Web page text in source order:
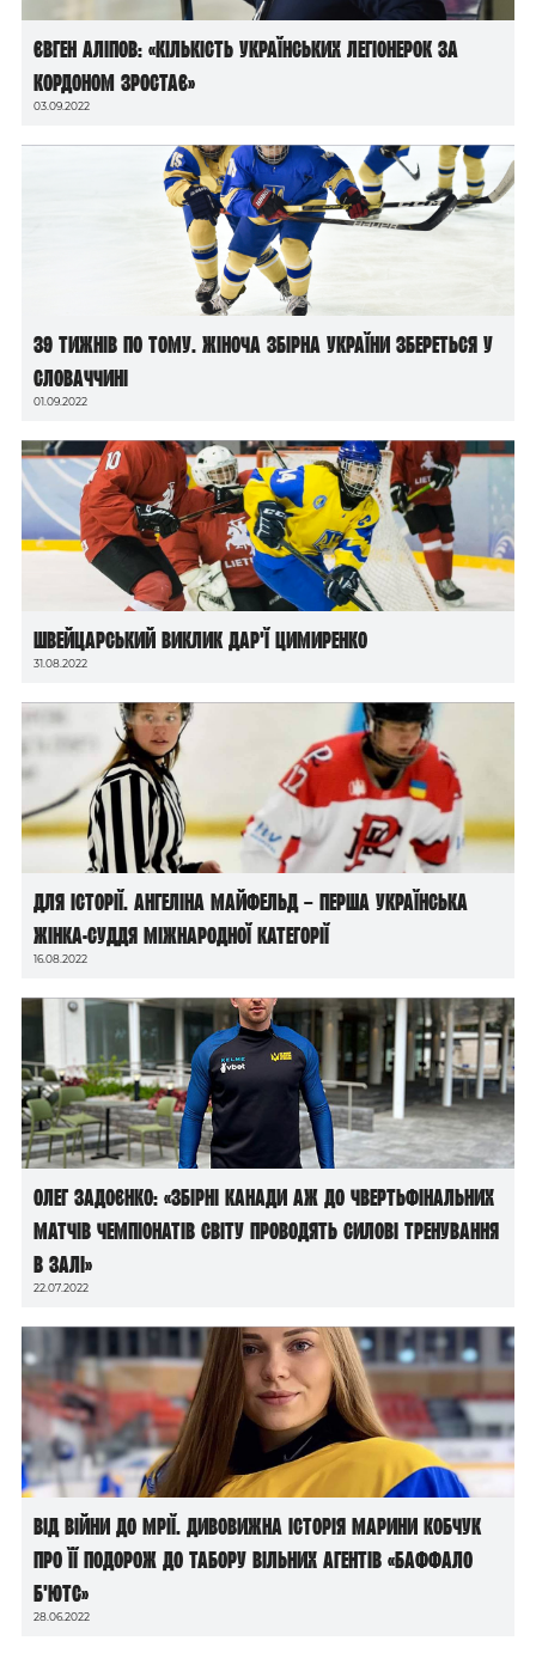
Євген Аліпов: «Кількість українських легіонерок за
кордоном зростає»
03.09.2022
39 тижнів по тому. Жіноча збірна України збереться у
Словаччині
01.09.2022
Швейцарський виклик Дар’ї Цимиренко
31.08.2022
Для історії. Ангеліна Майфельд – перша українська
жінка-суддя міжнародної категорії
16.08.2022
Олег Задоєнко: «Збірні Канади аж до чвертьфінальних
матчів чемпіонатів світу проводять силові тренування
в залі»
22.07.2022
Від війни до мрії. Дивовижна історія Марини Кобчук
про її подорож до табору вільних агентів «Баффало
Б’ютс»
28.06.2022